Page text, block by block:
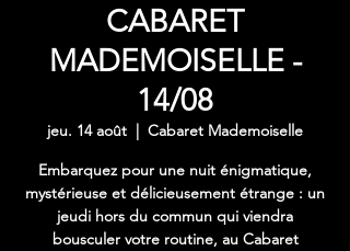
CABARET
MADEMOISELLE -
14/08
jeu. 14 août
  |
Cabaret Mademoiselle
Embarquez pour une nuit énigmatique,
mystérieuse et délicieusement étrange : un
jeudi hors du commun qui viendra
bousculer votre routine, au Cabaret